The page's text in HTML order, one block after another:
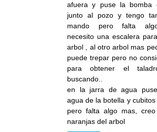
afuera y puse la bomba
junto al pozo y tengo
mando pero falta
necesito una escalera
arbol , al otro arbol mas
puede trepar pero no
para obtener el
buscando..
en la jarra de agua
agua de la botella y cubitos
pero falta algo mas,
naranjas del arbol